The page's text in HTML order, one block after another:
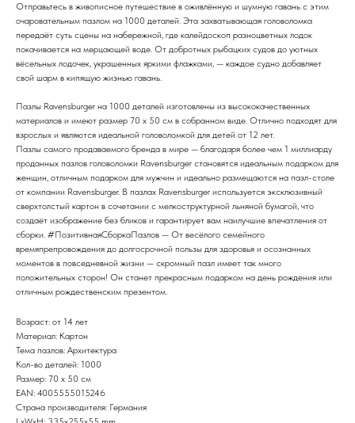
Отправьтесь в живописное путешествие в оживлённую и шумную гавань с этим
очаровательным пазлом на 1000 деталей. Эта захватывающая головоломка
передаёт суть сцены на набережной, где калейдоскоп разноцветных лодок
покачивается на мерцающей воде. От добротных рыбацких судов до уютных
вёсельных лодочек, украшенных яркими флажками, — каждое судно добавляет
свой шарм в кипящую жизнью гавань.
Пазлы Ravensburger на 1000 деталей изготовлены из высококачественных
материалов и имеют размер 70 x 50 см в собранном виде. Отлично подходят для
взрослых и являются идеальной головоломкой для детей от 12 лет.
Пазлы самого продаваемого бренда в мире — благодаря более чем 1 миллиарду
проданных пазлов головоломки Ravensburger становятся идеальным подарком для
женщин, отличным подарком для мужчин и идеально размещаются на пазл-столе
от компании Ravensburger. В пазлах Ravensburger используется эксклюзивный
сверхтолстый картон в сочетании с мелкоструктурной льняной бумагой, что
создаёт изображение без бликов и гарантирует вам наилучшие впечатления от
сборки. #ПозитивнаяСборкаПазлов — От весёлого семейного
времяпрепровождения до долгосрочной пользы для здоровья и осознанных
моментов в повседневной жизни — скромный пазл имеет так много
положительных сторон! Он станет прекрасным подарком на день рождения или
отличным рождественским презентом.
Возраст: от 14 лет
Материал: Картон
Тема пазлов: Архитектура
Кол-во деталей: 1000
Размер: 70 x 50 см
EAN: 4005555015246
Страна производителя: Германия